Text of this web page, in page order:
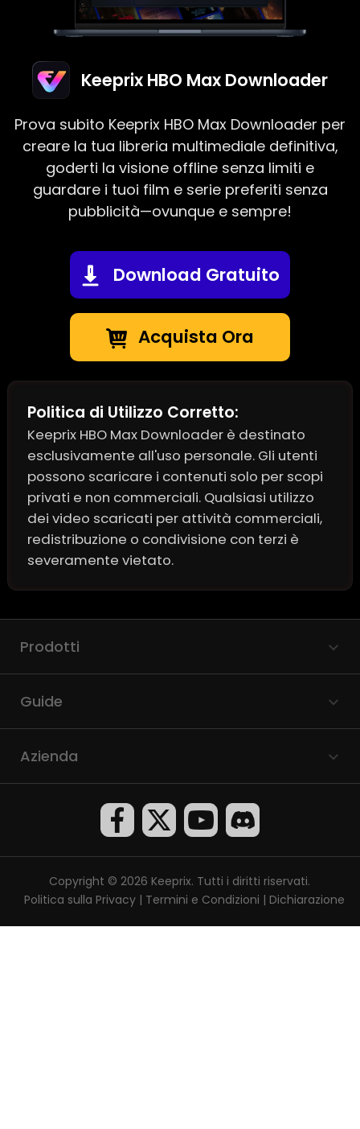
Keeprix HBO Max Downloader
Prova subito Keeprix HBO Max Downloader per
creare la tua libreria multimediale definitiva,
goderti la visione offline senza limiti e
guardare i tuoi film e serie preferiti senza
pubblicità—ovunque e sempre!
Download Gratuito
Acquista Ora
Politica di Utilizzo Corretto:
Keeprix HBO Max Downloader è destinato
esclusivamente all'uso personale. Gli utenti
possono scaricare i contenuti solo per scopi
privati e non commerciali. Qualsiasi utilizzo
dei video scaricati per attività commerciali,
redistribuzione o condivisione con terzi è
severamente vietato.
Prodotti
Guide
Azienda
Copyright © 2026 Keeprix. Tutti i diritti riservati.
Politica sulla Privacy | Termini e Condizioni | Dichiarazione